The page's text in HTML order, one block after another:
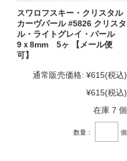
スワロフスキー・クリスタル
カーヴパール #5826 クリスタ
ル・ライトグレイ・パール
9ｘ8mm 5ヶ 【メール便
可】
通常販売価格: ¥615(税込)
¥615(税込)
在庫 7 個
数量： 個